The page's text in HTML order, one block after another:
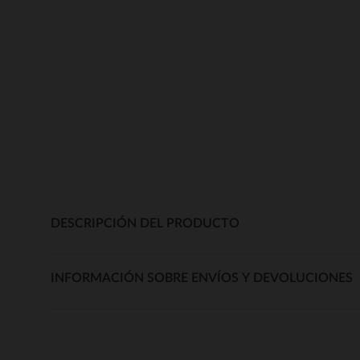
DESCRIPCIÓN DEL PRODUCTO
INFORMACIÓN SOBRE ENVÍOS Y DEVOLUCIONES